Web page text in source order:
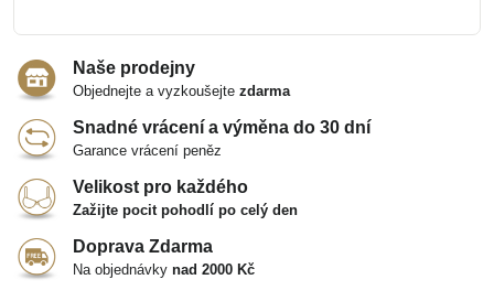
Naše prodejny
Objednejte a vyzkoušejte zdarma
Snadné vrácení a výměna do 30 dní
Garance vrácení peněz
Velikost pro každého
Zažijte pocit pohodlí po celý den
Doprava Zdarma
Na objednávky nad 2000 Kč